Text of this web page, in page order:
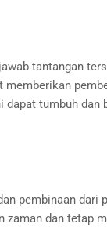
tantangan
tumbuh
pembinaan dari
zaman dan tetap